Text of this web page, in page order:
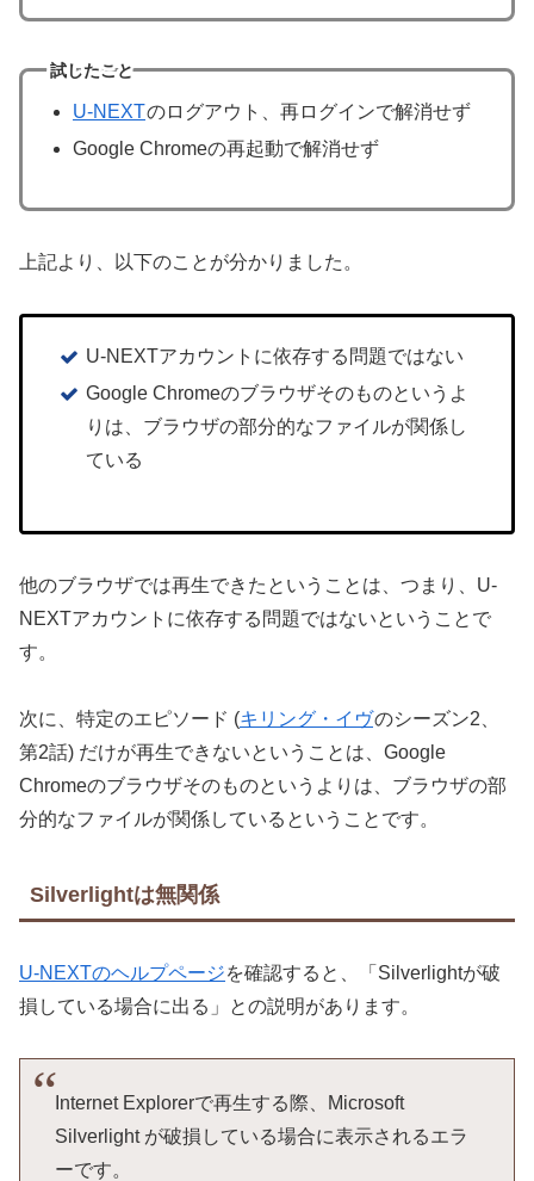
試したこと
U-NEXTのログアウト、再ログインで解消せず
Google Chromeの再起動で解消せず
上記より、以下のことが分かりました。
U-NEXTアカウントに依存する問題ではない
Google Chromeのブラウザそのものというよ
りは、ブラウザの部分的なファイルが関係し
ている
他のブラウザでは再生できたということは、つまり、U-
NEXTアカウントに依存する問題ではないということで
す。
次に、特定のエピソード (キリング・イヴのシーズン2、
第2話) だけが再生できないということは、Google
Chromeのブラウザそのものというよりは、ブラウザの部
分的なファイルが関係しているということです。
Silverlightは無関係
U-NEXTのヘルプページを確認すると、「Silverlightが破
損している場合に出る」との説明があります。
Internet Explorerで再生する際、Microsoft
Silverlight が破損している場合に表示されるエラ
ーです。